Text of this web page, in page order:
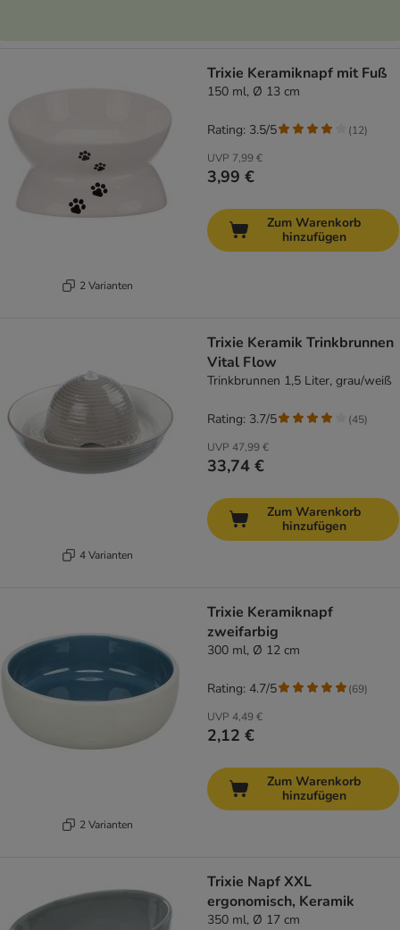
2 Varianten
Trixie Keramiknapf mit Fuß
150 ml, Ø 13 cm
UVP 7,99 €
3,99 €
Rating: 3.5/5 (12)
Zum Warenkorb
hinzufügen
4 Varianten
Trixie Keramik Trinkbrunnen
Vital Flow
Trinkbrunnen 1,5 Liter, grau/weiß
UVP 47,99 €
33,74 €
Rating: 3.7/5 (45)
Zum Warenkorb
hinzufügen
2 Varianten
Trixie Keramiknapf
zweifarbig
300 ml, Ø 12 cm
UVP 4,49 €
2,12 €
Rating: 4.7/5 (69)
Zum Warenkorb
hinzufügen
Trixie Napf XXL
ergonomisch, Keramik
350 ml, Ø 17 cm